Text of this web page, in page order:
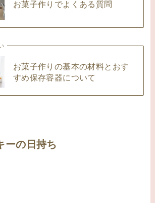
お菓子作りでよくある質問
お菓子作りの基本の材料とおす
すめ保存容器について
ーの日持ち